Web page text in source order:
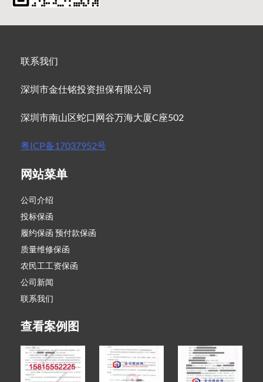
联系我们
深圳市金仕铭投资担保有限公司
深圳市南山区蛇口网谷万海大厦C座502
粤ICP备17037952号
网站菜单
公司介绍
投标保函
履约保函 预付款保函
质量维修保函
农民工工资保函
公司新闻
联系我们
查看案例图